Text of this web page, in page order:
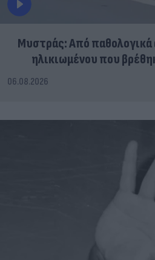
Μυστράς: Από παθολογικά
ηλικιωμένου που
06.08.2026